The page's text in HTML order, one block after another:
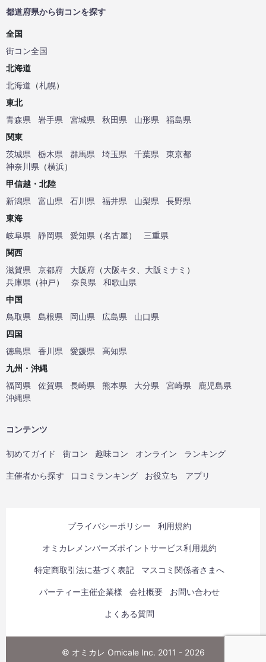
都道府県から街コンを探す
全国
街コン全国
北海道
北海道 （札幌）
東北
青森県
岩手県 宮城県 秋田県 山形県
福島県
関東
茨城県
栃木県 群馬県 埼玉県 千葉県
東京都
神奈川県 （横浜）
甲信越・北陸
新潟県
富山県 石川県 福井県 山梨県
長野県
東海
岐阜県
静岡県 愛知県 （名古屋）
三重県
関西
滋賀県
京都府 大阪府 （大阪キタ 大阪ミナミ ）
兵庫県 （神戸） 奈良県
和歌山県
中国
鳥取県
島根県 岡山県 広島県
山口県
四国
徳島県
香川県 愛媛県
高知県
九州・沖縄
福岡県
佐賀県 長崎県 熊本県 大分県 宮崎県
鹿児島県
沖縄県
コンテンツ
初めてガイド 街コン 趣味コン オンライン ランキング
主催者から探す 口コミランキング お役立ち アプリ
プライバシーポリシー 利用規約
オミカレメンバーズポイントサービス利用規約
特定商取引法に基づく表記 マスコミ関係者さまへ
パーティー主催企業様 会社概要 お問い合わせ
よくある質問
© オミカレ Omicale Inc. 2011 - 2026